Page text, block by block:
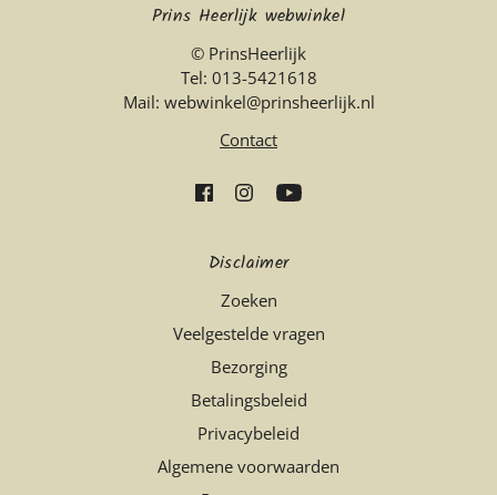
Prins Heerlijk webwinkel
© PrinsHeerlijk
Tel: 013-5421618
Mail: webwinkel@prinsheerlijk.nl
Contact
Disclaimer
Zoeken
Veelgestelde vragen
Bezorging
Betalingsbeleid
Privacybeleid
Algemene voorwaarden